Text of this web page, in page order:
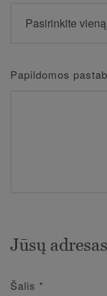
Papildomos
Jūsų adresas
Šalis *